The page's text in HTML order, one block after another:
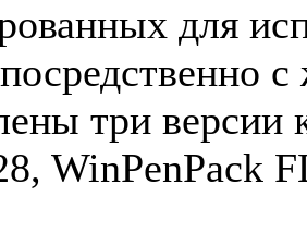
для
три версии
WinPenPack